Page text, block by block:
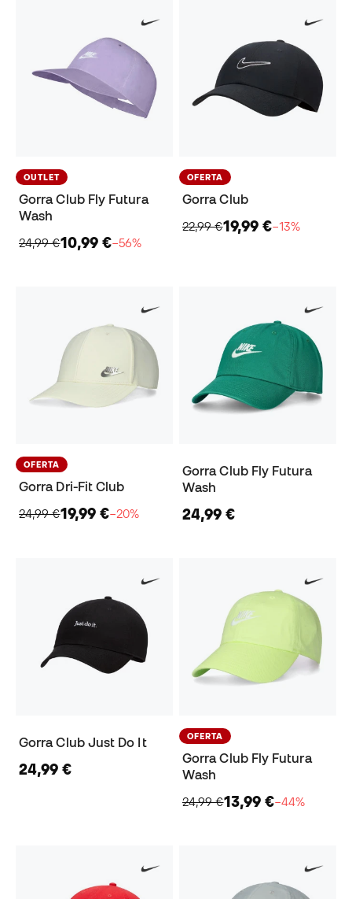
OUTLET
Gorra Club Fly Futura
Wash
24,99 €10,99 €−56%
OFERTA
Gorra Club
22,99 €19,99 €−13%
OFERTA
Gorra Dri-Fit Club
24,99 €19,99 €−20%
Gorra Club Fly Futura
Wash
24,99 €
Gorra Club Just Do It
24,99 €
OFERTA
Gorra Club Fly Futura
Wash
24,99 €13,99 €−44%